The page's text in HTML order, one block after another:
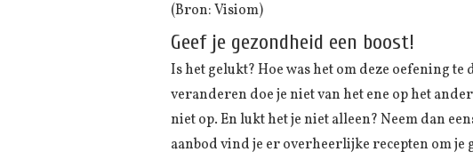
(Bron: Visiom)
Geef je gezondheid een boost!
Is het gelukt? Hoe was het om deze oefening
veranderen doe je niet van het ene op het
niet op. En lukt het je niet alleen? Neem dan
aanbod vind je er overheerlijke recepten om je